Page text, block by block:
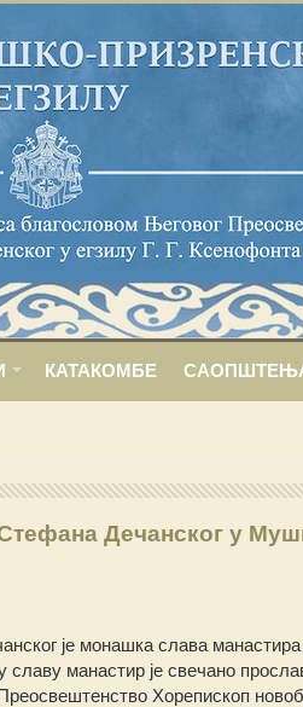
КАТАКОМБЕ
Дечанског у
је монашка слава
манастир је свечано
Хорепископ